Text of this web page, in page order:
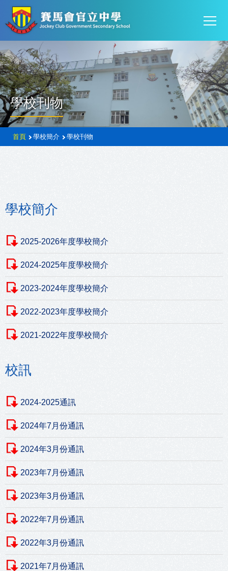
移至主內容
學校刊物
導
首頁 學校簡介 學校刊物
學校簡介
2025-2026年度學校簡介
2024-2025年度學校簡介
2023-2024年度學校簡介
2022-2023年度學校簡介
2021-2022年度學校簡介
校訊
2024-2025通訊
2024年7月份通訊
2024年3月份通訊
2023年7月份通訊
2023年3月份通訊
2022年7月份通訊
2022年3月份通訊
2021年7月份通訊